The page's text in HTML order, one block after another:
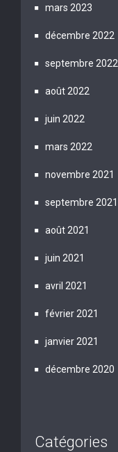
mars 2023
décembre 2022
septembre 2022
août 2022
juin 2022
mars 2022
novembre 2021
septembre 2021
août 2021
juin 2021
avril 2021
février 2021
janvier 2021
décembre 2020
Catégories